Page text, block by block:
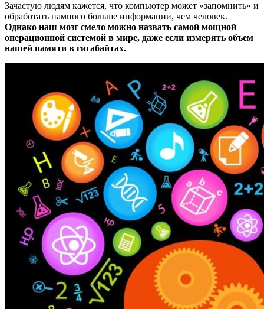
Зачастую людям кажется, что компьютер может «запомнить» и
обработать намного больше информации, чем человек.
Однако наш мозг смело можно назвать самой мощной
операционной системой в мире, даже если измерять объем
нашей памяти в гигабайтах.